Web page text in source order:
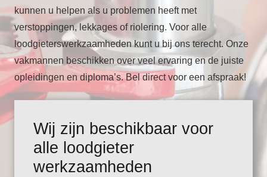
kunnen u helpen als u problemen heeft met
verstoppingen, lekkages of riolering. Voor alle
loodgieterswerkzaamheden kunt u bij ons terecht. Onze
vakmannen beschikken over veel ervaring en de juiste
opleidingen en diploma’s. Bel direct voor een afspraak!
Wij zijn beschikbaar voor
alle loodgieter
werkzaamheden